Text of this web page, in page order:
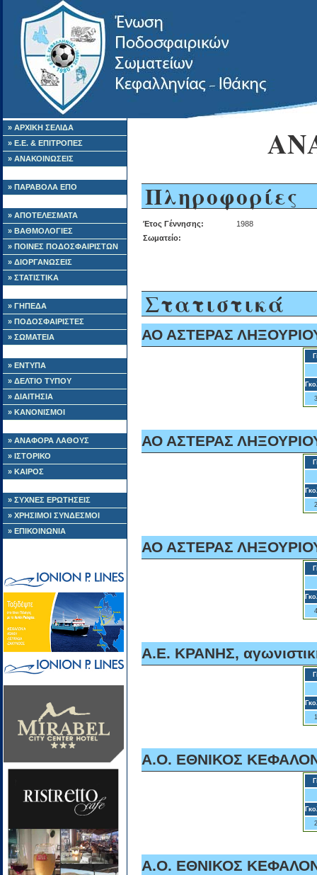
» ΑΡΧΙΚΗ ΣΕΛΙΔΑ
» Ε.Ε. & ΕΠΙΤΡΟΠΕΣ
» ΑΝΑΚΟΙΝΩΣΕΙΣ
» ΠΑΡΑΒΟΛΑ ΕΠΟ
» ΑΠΟΤΕΛΕΣΜΑΤΑ
» ΒΑΘΜΟΛΟΓΙΕΣ
» ΠΟΙΝΕΣ ΠΟΔΟΣΦΑΙΡΙΣΤΩΝ
» ΔΙΟΡΓΑΝΩΣΕΙΣ
» ΣΤΑΤΙΣΤΙΚΑ
» ΓΗΠΕΔΑ
» ΠΟΔΟΣΦΑΙΡΙΣΤΕΣ
» ΣΩΜΑΤΕΙΑ
» ΕΝΤΥΠΑ
» ΔΕΛΤΙΟ ΤΥΠΟΥ
» ΔΙΑΙΤΗΣΙΑ
» ΚΑΝΟΝΙΣΜΟΙ
» ΑΝΑΦΟΡΑ ΛΑΘΟΥΣ
» ΙΣΤΟΡΙΚΟ
» ΚΑΙΡΟΣ
» ΣΥΧΝΕΣ ΕΡΩΤΗΣΕΙΣ
» ΧΡΗΣΙΜΟΙ ΣΥΝΔΕΣΜΟΙ
» ΕΠΙΚΟΙΝΩΝΙΑ
Πληροφορίες
Έτος Γέννησης:
1988
Σωματείο:
Στατιστικά
ΑΟ ΑΣΤΕΡΑΣ
ΑΟ ΑΣΤΕΡΑΣ
ΑΟ ΑΣΤΕΡΑΣ
Α.Ε. ΚΡΑΝΗΣ,
A.O. ΕΘΝΙΚΟΣ
A.O. ΕΘΝΙΚΟΣ